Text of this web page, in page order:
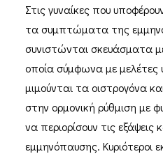
Στις γυναίκες που
τα συμπτώματα της
συνιστώνται σκευάσματα
οποία σύμφωνα με μελέτες
μιμούνται τα οιστρογόνα
στην ορμονική ρύθμιση με
να περιορίσουν τις εξάψεις
εμμηνόπαυσης. Κυριότεροι